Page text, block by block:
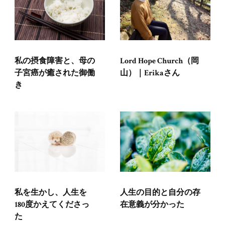
私の摂食障害と、母の
子宮癌が癒された御働
き
Lord Hope Church（岡
山）｜Erikaさん
私を生かし、人生を
180度かえてくださっ
た
人生の目的と自分の存
在意義が分かった